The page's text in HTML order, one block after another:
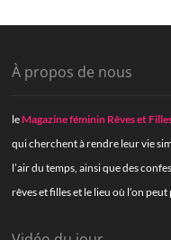
À propos de nous
leMagazine féminin Rêves et
qui cherchent à rendre leur vie
l’air du temps, ainsi que des
rêves et filles et le lieu où l’on